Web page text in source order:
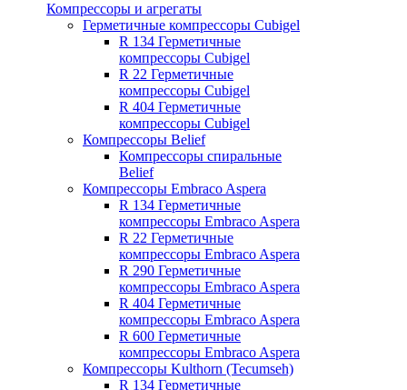
Компрессоры и агрегаты
Герметичные компрессоры Cubigel
R 134 Герметичные
компрессоры Cubigel
R 22 Герметичные
компрессоры Cubigel
R 404 Герметичные
компрессоры Cubigel
Компрессоры Belief
Компрессоры спиральные
Belief
Компрессоры Embraco Aspera
R 134 Герметичные
компрессоры Embraco Aspera
R 22 Герметичные
компрессоры Embraco Aspera
R 290 Герметичные
компрессоры Embraco Aspera
R 404 Герметичные
компрессоры Embraco Aspera
R 600 Герметичные
компрессоры Embraco Aspera
Компрессоры Kulthorn (Tecumseh)
R 134 Герметичные